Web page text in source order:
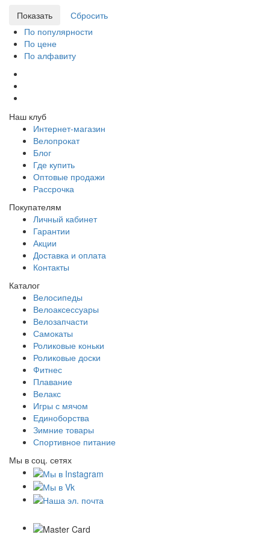
По популярности
По цене
По алфавиту
Наш клуб
Интернет-магазин
Велопрокат
Блог
Где купить
Оптовые продажи
Рассрочка
Покупателям
Личный кабинет
Гарантии
Акции
Доставка и оплата
Контакты
Каталог
Велосипеды
Велоаксессуары
Велозапчасти
Самокаты
Роликовые коньки
Роликовые доски
Фитнес
Плавание
Велакс
Игры с мячом
Единоборства
Зимние товары
Спортивное питание
Мы в соц. сетях